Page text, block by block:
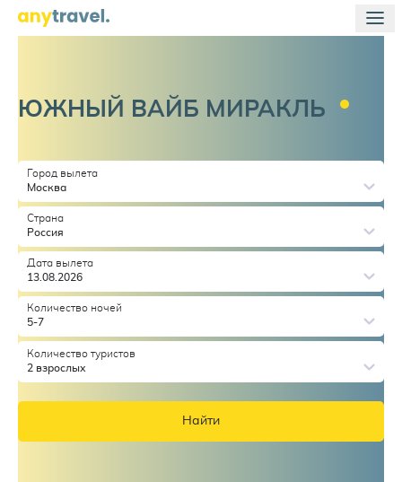
ЮЖНЫЙ ВАЙБ МИРАКЛЬ
Город вылета
Москва
Страна
Россия
Дата вылета
13.08.2026
Количество ночей
5-7
Количество туристов
2 взрослых
Найти